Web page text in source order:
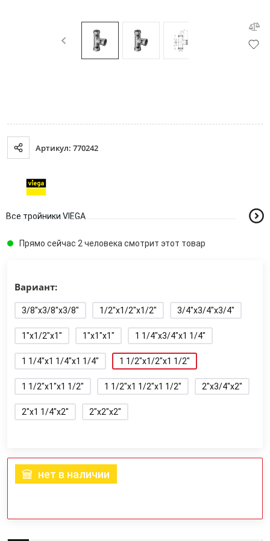
Артикул: 770242
Все тройники VIEGA
Прямо сейчас 2 человека смотрит этот товар
Вариант:
3/8"x3/8"x3/8" 1/2"x1/2"x1/2" 3/4"x3/4"x3/4"
1"x1/2"x1" 1"x1"x1" 1 1/4"x3/4"x1 1/4"
1 1/4"x1 1/4"x1 1/4" 1 1/2"x1/2"x1 1/2"
1 1/2"x1"x1 1/2" 1 1/2"x1 1/2"x1 1/2" 2"x3/4"x2"
2"x1 1/4"x2" 2"x2"x2"
нет в наличии